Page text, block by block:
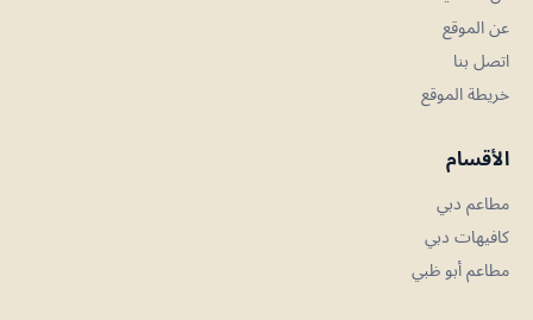
عن الموقع
اتصل بنا
خريطة الموقع
الأقسام
مطاعم دبي
كافيهات دبي
مطاعم أبو ظبي